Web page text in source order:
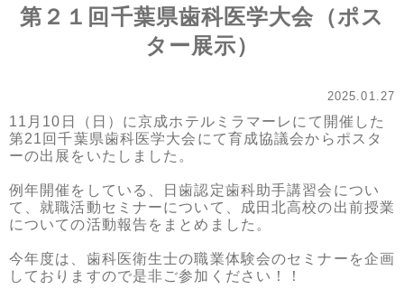
第２１回千葉県歯科医学大会（ポス
ター展示）
2025.01.27
11月10日（日）に京成ホテルミラマーレにて開催した
第21回千葉県歯科医学大会にて育成協議会からポスタ
ーの出展をいたしました。
例年開催をしている、日歯認定歯科助手講習会につい
て、就職活動セミナーについて、成田北高校の出前授業
についての活動報告をまとめました。
今年度は、歯科医衛生士の職業体験会のセミナーを企画
しておりますので是非ご参加ください！！